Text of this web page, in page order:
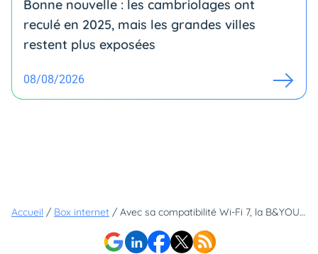
Bonne nouvelle : les cambriolages ont
reculé en 2025, mais les grandes villes
restent plus exposées
08/08/2026
Accueil / Box internet / Avec sa compatibilité Wi-Fi 7, la B&YOU Pure fibre à 23,99€ joue dans la cour des grands